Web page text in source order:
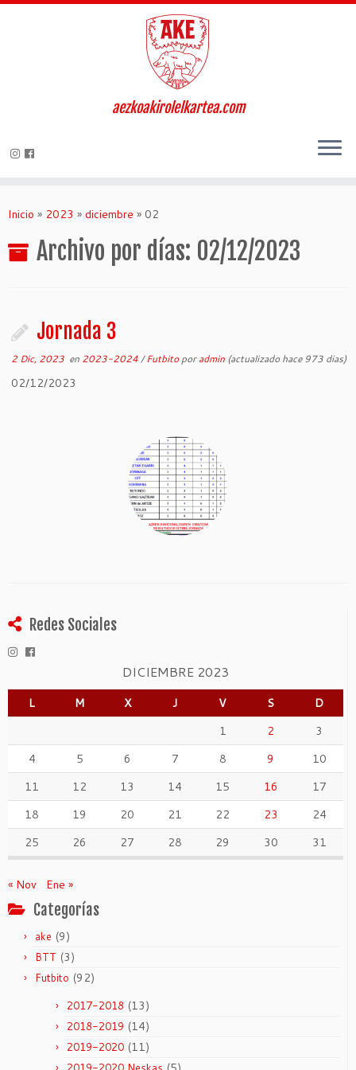
aezkoakirolelkartea.com
Inicio » 2023 » diciembre » 02
Archivo por días: 02/12/2023
Jornada 3
2 Dic, 2023 en 2023-2024/Futbitoporadmin (actualizado hace 973 dias)
02/12/2023
Redes Sociales
DICIEMBRE 2023
L M X J V S
D
1
2
3
4
5 6 7 8 9
10
11
12 13 14 15 16
17
18
19 20 21 22 23
24
25
26 27 28 29 30 31
« Nov Ene »
Categorías
ake (9)
BTT (3)
Futbito (92)
2017-2018 (13)
2018-2019 (14)
2019-2020 (11)